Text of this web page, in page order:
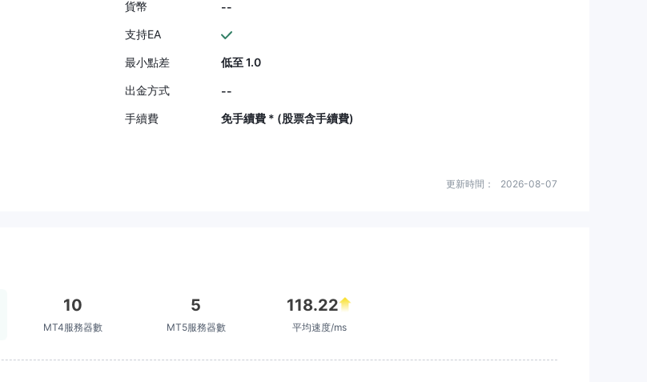
貨幣
--
支持EA
最小點差 低至 1.0
出金方式
--
手續費 免手續費 * (股票含手續費)
更新時間： 2026-08-07
10
MT4服務器數
5
MT5服務器數
118.22
平均速度/ms